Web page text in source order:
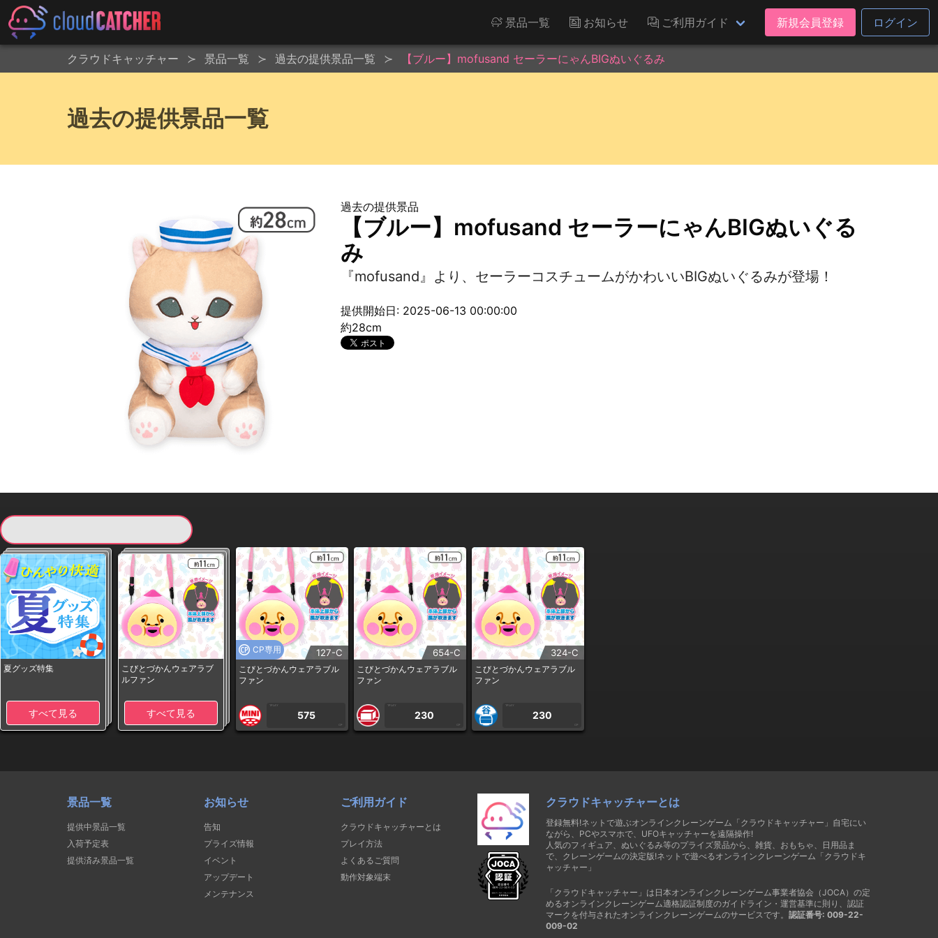
景品一覧 お知らせ ご利用ガイド 新規会員登録 ログイン
クラウドキャッチャー 景品一覧 過去の提供景品一覧 【ブルー】mofusand セーラーにゃんBIGぬいぐるみ
過去の提供景品一覧
過去の提供景品
【ブルー】mofusand セーラーにゃんBIGぬいぐる
み
『mofusand』より、セーラーコスチュームがかわいいBIGぬいぐるみが登場！
提供開始日: 2025-06-13 00:00:00
約28cm
夏グッズ特集
すべて見る
こびとづかんウェアラブ
ルファン
すべて見る
CP専用 127-C
こびとづかんウェアラブル
ファン
1PLAY
575
CP
654-C
こびとづかんウェアラブル
ファン
1PLAY
230
CP
324-C
こびとづかんウェアラブル
ファン
1PLAY
230
CP
景品一覧
提供中景品一覧
入荷予定表
提供済み景品一覧
お知らせ
告知
プライズ情報
イベント
アップデート
メンテナンス
ご利用ガイド
クラウドキャッチャーとは
プレイ方法
よくあるご質問
動作対象端末
クラウドキャッチャーとは
登録無料!ネットで遊ぶオンラインクレーンゲーム「クラウドキャッチャー」自宅にい
ながら、PCやスマホで、UFOキャッチャーを遠隔操作!
人気のフィギュア、ぬいぐるみ等のプライズ景品から、雑貨、おもちゃ、日用品ま
で、クレーンゲームの決定版!ネットで遊べるオンラインクレーンゲーム「クラウドキ
ャッチャー」
「クラウドキャッチャー」は日本オンラインクレーンゲーム事業者協会（JOCA）の定
めるオンラインクレーンゲーム適格認証制度のガイドライン・運営基準に則り、認証
マークを付与されたオンラインクレーンゲームのサービスです。 認証番号: 009-22-
009-02